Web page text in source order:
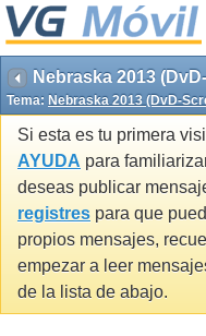
Tema: Nebraska 2013 (DvD-
Si esta es tu primera
AYUDA para
deseas publicar
registres para que
propios mensajes,
empezar a leer
de la lista de abajo.